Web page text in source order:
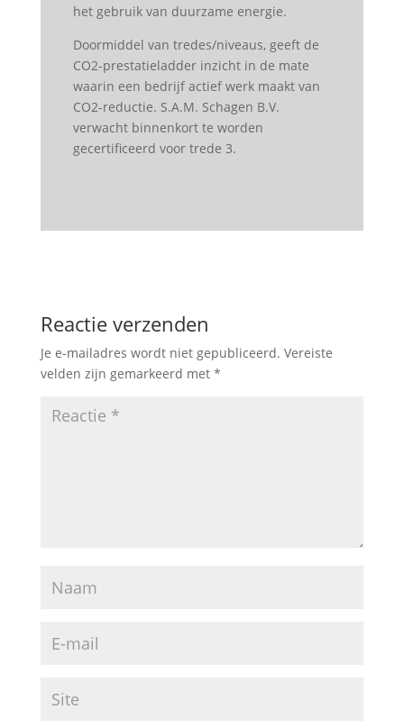
het gebruik van duurzame energie.
Doormiddel van tredes/niveaus, geeft de
CO2-prestatieladder inzicht in de mate
waarin een bedrijf actief werk maakt van
CO2-reductie. S.A.M. Schagen B.V.
verwacht binnenkort te worden
gecertificeerd voor trede 3.
Reactie verzenden
Je e-mailadres wordt niet gepubliceerd. Vereiste
velden zijn gemarkeerd met *